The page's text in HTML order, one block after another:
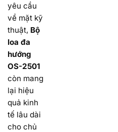
yêu cầu
về mặt kỹ
thuật, Bộ
loa đa
hướng
OS-2501
còn mang
lại hiệu
quả kinh
tế lâu dài
cho chủ